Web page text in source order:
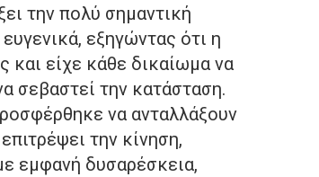
την πολύ σημαντική
εξηγώντας ότι η
και είχε κάθε δικαίωμα να
σεβαστεί την κατάσταση.
να ανταλλάξουν
την κίνηση,
εμφανή δυσαρέσκεια,